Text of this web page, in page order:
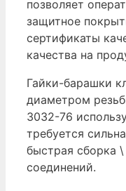
позволяет
защитное
сертификаты
качества на
Гайки-барашки
диаметром
3032-76
требуется
быстрая сборка
соединений.